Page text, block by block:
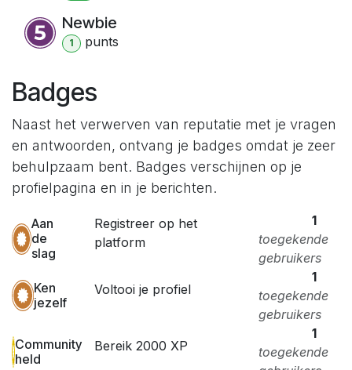
Newbie
1 punts
Badges
Naast het verwerven van reputatie met je vragen
en antwoorden, ontvang je badges omdat je zeer
behulpzaam bent. Badges verschijnen op je
profielpagina en in je berichten.
Aan
de
slag
Registreer op het
platform
1
toegekende
gebruikers
Ken
jezelf
Voltooi je profiel
1
toegekende
gebruikers
Community
held
Bereik 2000 XP
1
toegekende